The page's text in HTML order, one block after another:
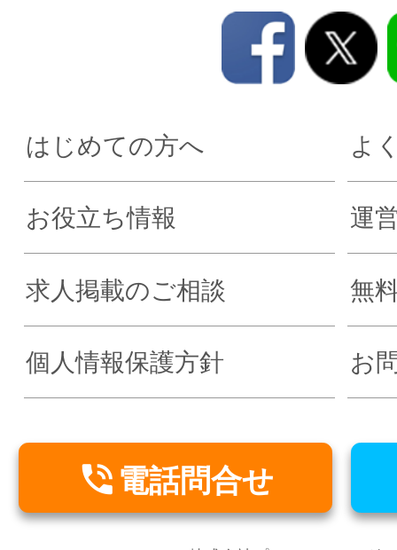
はじめての方へ よ
お役立ち情報 運
求人掲載のご相談 無
個人情報保護方針 お
 電話問合せ